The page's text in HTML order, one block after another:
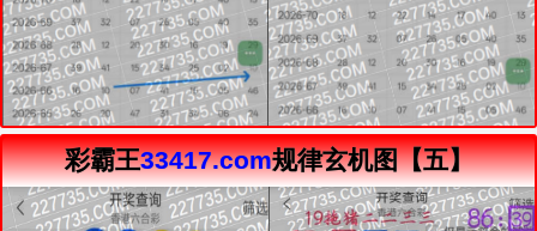
彩霸王33417.com规律玄机图【五】